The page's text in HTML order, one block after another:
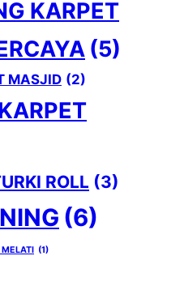
KARPET
(5)
MASJID (2)
ROLL (3)
(6)
MELATI (1)